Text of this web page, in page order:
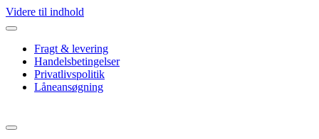
Videre til indhold
Fragt & levering
Handelsbetingelser
Privatlivspolitik
Låneansøgning